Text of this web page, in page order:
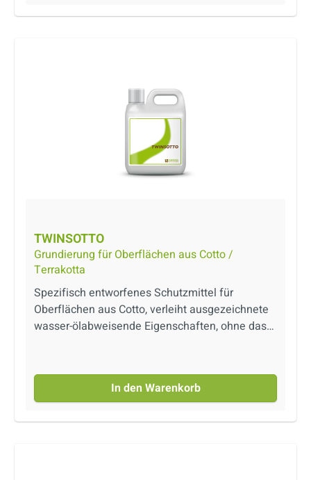
glänzend und geschützt. Produkt auf
TWINSOTTO
Grundierung für Oberflächen aus Cotto /
Terrakotta
Spezifisch entworfenes Schutzmittel für
Oberflächen aus Cotto, verleiht ausgezeichnete
wasser-ölabweisende Eigenschaften, ohne das
In den Warenkorb